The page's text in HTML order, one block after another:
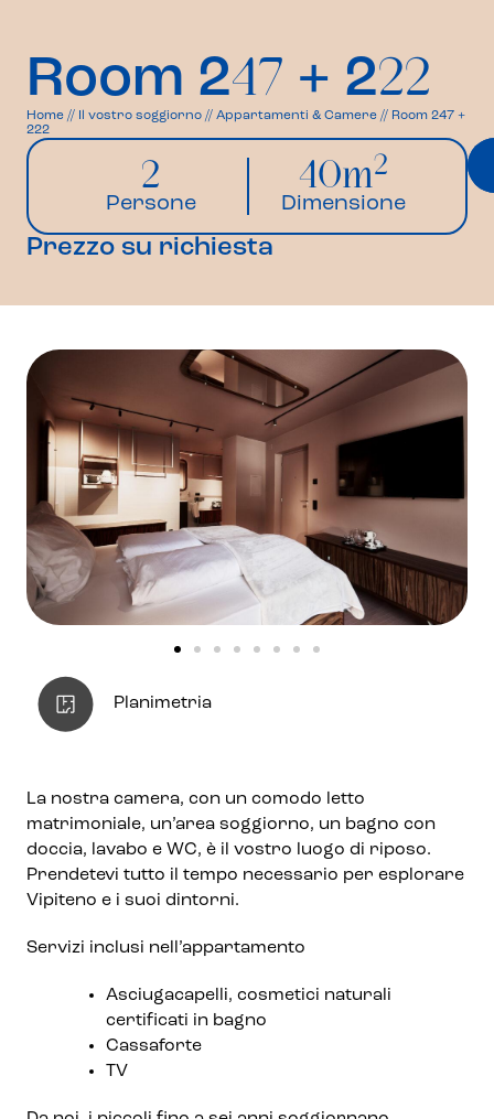
Room 247 + 222
Home // Il vostro soggiorno // Appartamenti & Camere // Room 247 +
222
2
Persone
40m2
Dimensione
Prezzo su richiesta
Planimetria
La nostra camera, con un comodo letto
matrimoniale, un’area soggiorno, un bagno con
doccia, lavabo e WC, è il vostro luogo di riposo.
Prendetevi tutto il tempo necessario per esplorare
Vipiteno e i suoi dintorni.
Servizi inclusi nell’appartamento
Asciugacapelli, cosmetici naturali
certificati in bagno
Cassaforte
TV